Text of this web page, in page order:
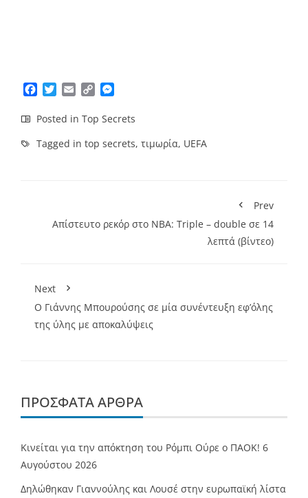
Facebook
TwitterEmailCopy
Posted in Top Secrets
Tagged in top secrets, τιμωρία, UEFA
Prev
Απίστευτο ρεκόρ στο NBA: Τriple – double σε 14
λεπτά (βίντεο)
Next
Ο Γιάννης Μπουρούσης σε μία συνέντευξη εφ’όλης
της ύλης με αποκαλύψεις
ΠΡΌΣΦΑΤΑ ΆΡΘΡΑ
Κινείται για την απόκτηση του Ρόμπι Ούρε ο ΠΑΟΚ! 6
Αυγούστου 2026
Δηλώθηκαν Γιαννούλης και Λουσέ στην ευρωπαϊκή λίστα